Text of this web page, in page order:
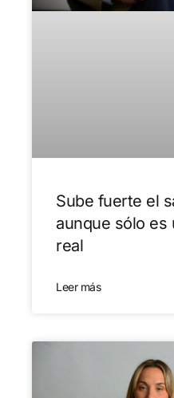
Sube fuerte el
aunque sólo es
real
Leer más